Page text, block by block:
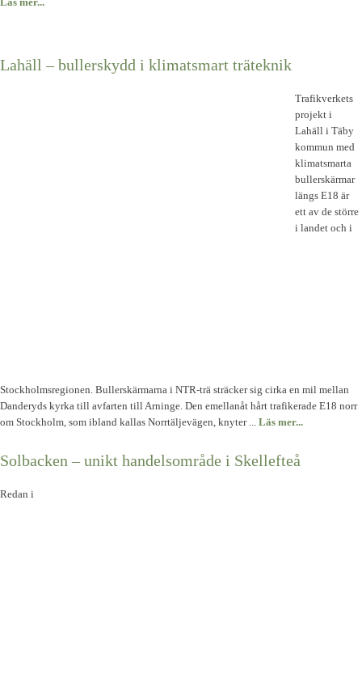
Lahäll – bullerskydd i klimatsmart träteknik
Trafikverkets
projekt i
Lahäll i Täby
kommun med
klimatsmarta
bullerskärmar
längs E18 är
ett av de större
i landet och i
Stockholmsregionen. Bullerskärmarna i NTR-trä sträcker sig cirka en mil mellan
Danderyds kyrka till avfarten till Arninge. Den emellanåt hårt trafikerade E18 norr
om Stockholm, som ibland kallas Norrtäljevägen, knyter ... Läs mer...
Solbacken – unikt handelsområde i Skellefteå
Redan i